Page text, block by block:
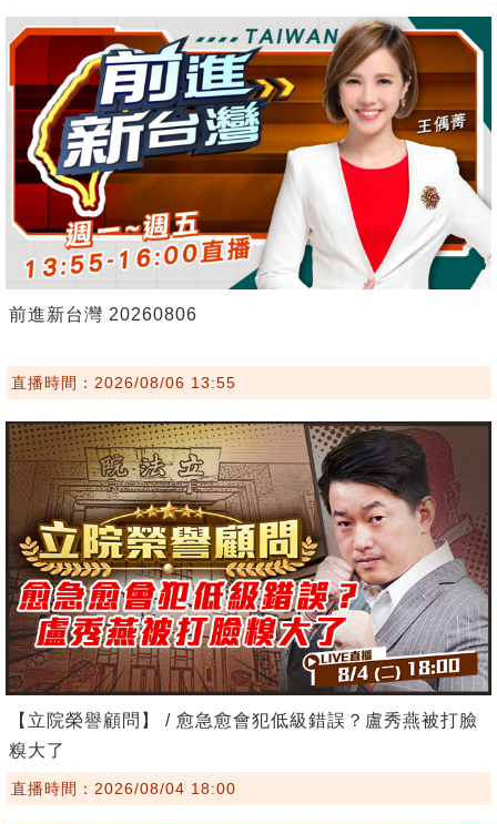
前進新台灣 20260806
直播時間：2026/08/06 13:55
【立院榮譽顧問】 / 愈急愈會犯低級錯誤？盧秀燕被打臉
糗大了
直播時間：2026/08/04 18:00